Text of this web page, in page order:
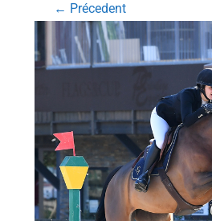
← Précedent